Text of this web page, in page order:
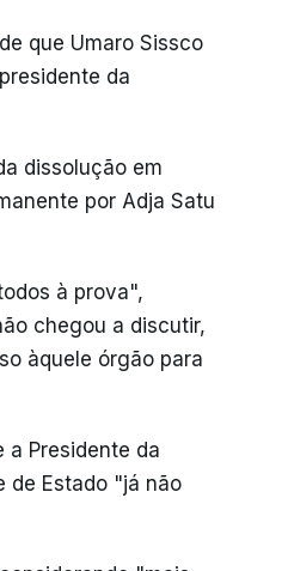
que Umaro Sissco
da
dissolução em
por Adja Satu
à prova",
chegou a discutir,
àquele órgão para
a Presidente da
de Estado "já não